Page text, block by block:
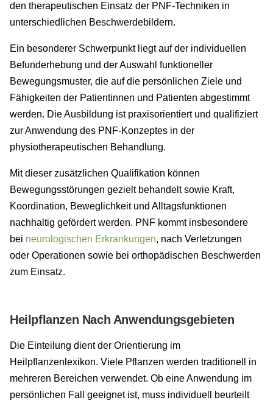
den therapeutischen Einsatz der PNF-Techniken in
unterschiedlichen Beschwerdebildern.
Ein besonderer Schwerpunkt liegt auf der individuellen
Befunderhebung und der Auswahl funktioneller
Bewegungsmuster, die auf die persönlichen Ziele und
Fähigkeiten der Patientinnen und Patienten abgestimmt
werden. Die Ausbildung ist praxisorientiert und qualifiziert
zur Anwendung des PNF-Konzeptes in der
physiotherapeutischen Behandlung.
Mit dieser zusätzlichen Qualifikation können
Bewegungsstörungen gezielt behandelt sowie Kraft,
Koordination, Beweglichkeit und Alltagsfunktionen
nachhaltig gefördert werden. PNF kommt insbesondere
bei neurologischen Erkrankungen, nach Verletzungen
oder Operationen sowie bei orthopädischen Beschwerden
zum Einsatz.
Heilpflanzen Nach Anwendungsgebieten
Die Einteilung dient der Orientierung im
Heilpflanzenlexikon. Viele Pflanzen werden traditionell in
mehreren Bereichen verwendet. Ob eine Anwendung im
persönlichen Fall geeignet ist, muss individuell beurteilt